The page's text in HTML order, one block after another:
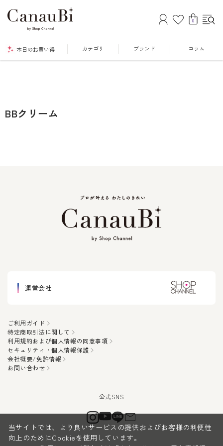
0
本日のお買い得 カテゴリ ブランド コラム
BBクリーム
運営会社
ご利用ガイド
特定商取引法に関して
利用規約および個人情報の同意事項
セキュリティ・個人情報保護
会社概要/免許情報
お問い合わせ
当サイトでは、より良いサービスの提供およびお客様の利便性
向上のためにCookieを使用しています。